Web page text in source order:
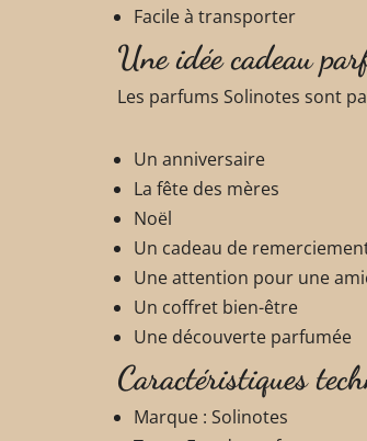
Facile à transporter
Une idée cadeau
Les parfums Solinotes sont
Un anniversaire
La fête des mères
Noël
Un cadeau de
Une attention pour une
Un coffret bien-être
Une découverte parfumée
Caractéristiques
Marque : Solinotes